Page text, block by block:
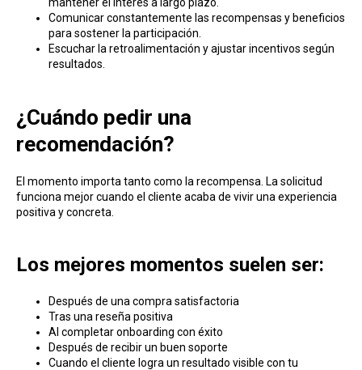
Comunicar constantemente las recompensas y beneficios
para sostener la participación.
Escuchar la retroalimentación y ajustar incentivos según
resultados.
¿Cuándo pedir una
recomendación?
El momento importa tanto como la recompensa. La solicitud
funciona mejor cuando el cliente acaba de vivir una experiencia
positiva y concreta.
Los mejores mo mentos suelen ser:
Después de una compra satisfactoria
Tras una reseña positiva
Al completar onboarding con éxito
Después de recibir un buen soporte
Cuando el cliente logra un resultado visible con tu